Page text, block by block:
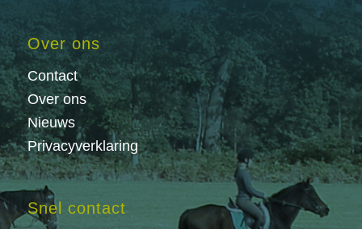
Over ons
Contact
Over ons
Nieuws
Privacyverklaring
Snel contact